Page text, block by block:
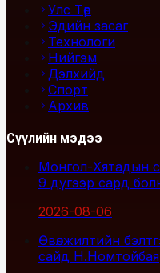
Улс Төр
Эдийн засаг
Технологи
Нийгэм
Дэлхийд
Спорт
Архив
Сүүлийн мэдээ
Монгол-Хятадын
9 дүгээр сард
2026-08-06
Өвөлжилтийн
сайд